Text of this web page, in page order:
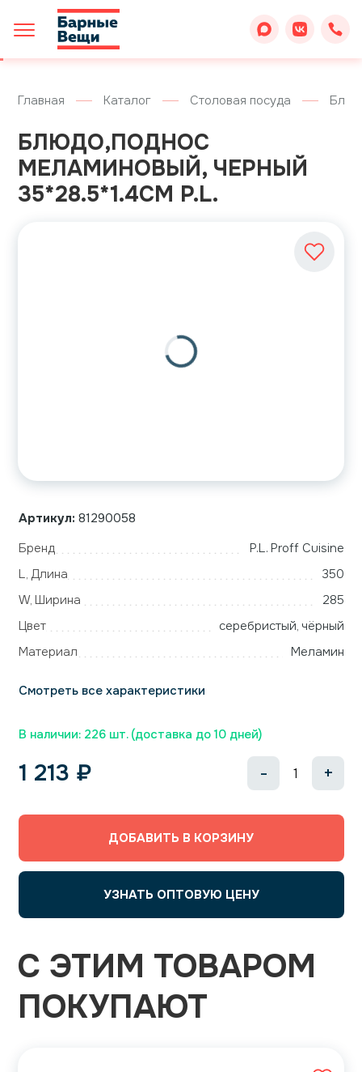
Главная Каталог Столовая посуда
БЛЮДО,ПОДНОС
МЕЛАМИНОВЫЙ, ЧЕРНЫЙ
35*28.5*1.4СМ P.L.
Артикул: 81290058
Бренд
P.L. Proff Cuisine
L, Длина
350
W, Ширина
285
Цвет
серебристый, чёрный
Материал
Меламин
Смотреть все характеристики
В наличии: 226 шт. (доставка до 10 дней)
1 213 ₽ - +
ДОБАВИТЬ В КОРЗИНУ
УЗНАТЬ ОПТОВУЮ ЦЕНУ
С ЭТИМ ТОВАРОМ
ПОКУПАЮТ